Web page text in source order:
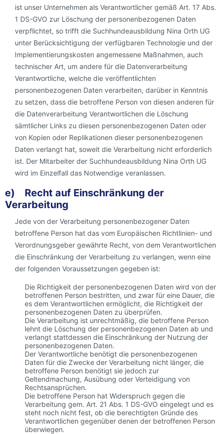
ist unser Unternehmen als Verantwortlicher gemäß Art. 17 Abs.
1 DS-GVO zur Löschung der personenbezogenen Daten
verpflichtet, so trifft die Suchhundeausbildung Nina Orth UG
unter Berücksichtigung der verfügbaren Technologie und der
Implementierungskosten angemessene Maßnahmen, auch
technischer Art, um andere für die Datenverarbeitung
Verantwortliche, welche die veröffentlichten
personenbezogenen Daten verarbeiten, darüber in Kenntnis
zu setzen, dass die betroffene Person von diesen anderen für
die Datenverarbeitung Verantwortlichen die Löschung
sämtlicher Links zu diesen personenbezogenen Daten oder
von Kopien oder Replikationen dieser personenbezogenen
Daten verlangt hat, soweit die Verarbeitung nicht erforderlich
ist. Der Mitarbeiter der Suchhundeausbildung Nina Orth UG
wird im Einzelfall das Notwendige veranlassen.
e) Recht auf Einschränkung der
Verarbeitung
Jede von der Verarbeitung personenbezogener Daten
betroffene Person hat das vom Europäischen Richtlinien- und
Verordnungsgeber gewährte Recht, von dem Verantwortlichen
die Einschränkung der Verarbeitung zu verlangen, wenn eine
der folgenden Voraussetzungen gegeben ist:
Die Richtigkeit der personenbezogenen Daten wird von der
betroffenen Person bestritten, und zwar für eine Dauer, die
es dem Verantwortlichen ermöglicht, die Richtigkeit der
personenbezogenen Daten zu überprüfen.
Die Verarbeitung ist unrechtmäßig, die betroffene Person
lehnt die Löschung der personenbezogenen Daten ab und
verlangt stattdessen die Einschränkung der Nutzung der
personenbezogenen Daten.
Der Verantwortliche benötigt die personenbezogenen
Daten für die Zwecke der Verarbeitung nicht länger, die
betroffene Person benötigt sie jedoch zur
Geltendmachung, Ausübung oder Verteidigung von
Rechtsansprüchen.
Die betroffene Person hat Widerspruch gegen die
Verarbeitung gem. Art. 21 Abs. 1 DS-GVO eingelegt und es
steht noch nicht fest, ob die berechtigten Gründe des
Verantwortlichen gegenüber denen der betroffenen Person
überwiegen.